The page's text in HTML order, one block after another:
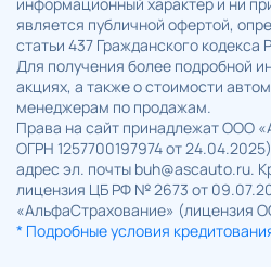
является публичной офертой,
статьи 437 Гражданского
Для получения более подробной
акциях, а также о стоимости
менеджерам по продажам.
Права на сайт принадлежат ООО
ОГРН 1257700197974 от
адрес эл. почты buh@ascauto.ru.
лицензия ЦБ РФ № 2673 от
«АльфаСтрахование» (лицензия
* Подробные условия